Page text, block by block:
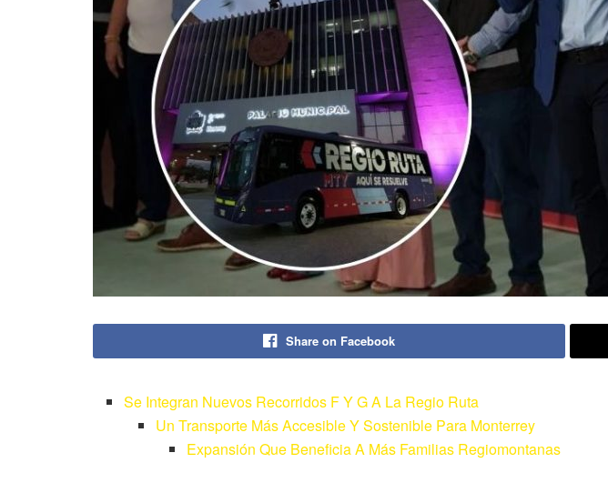
Share on Facebook
Se Integran Nuevos Recorridos F Y G A La Regio Ruta
Un Transporte Más Accesible Y Sostenible Para Monterrey
Expansión Que Beneficia A Más Familias Regiomontanas